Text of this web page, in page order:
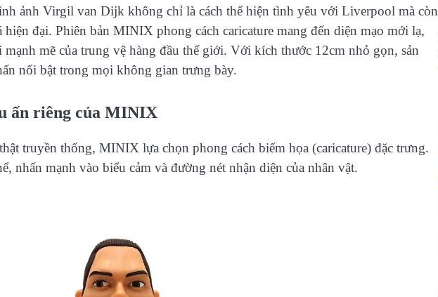
ảnh Virgil van Dijk không chỉ là cách thể hiện tình yêu với Liverpool mà còn
đại. Phiên bản MINIX phong cách caricature mang đến diện mạo mới lạ,
mẽ của trung vệ hàng đầu thế giới. Với kích thước 12cm nhỏ gọn, sản
nổi bật trong mọi không gian trưng bày.
ấn riêng của MINIX
truyền thống, MINIX lựa chọn phong cách biếm họa (caricature) đặc trưng.
nhấn mạnh vào biểu cảm và đường nét nhận diện của nhân vật.